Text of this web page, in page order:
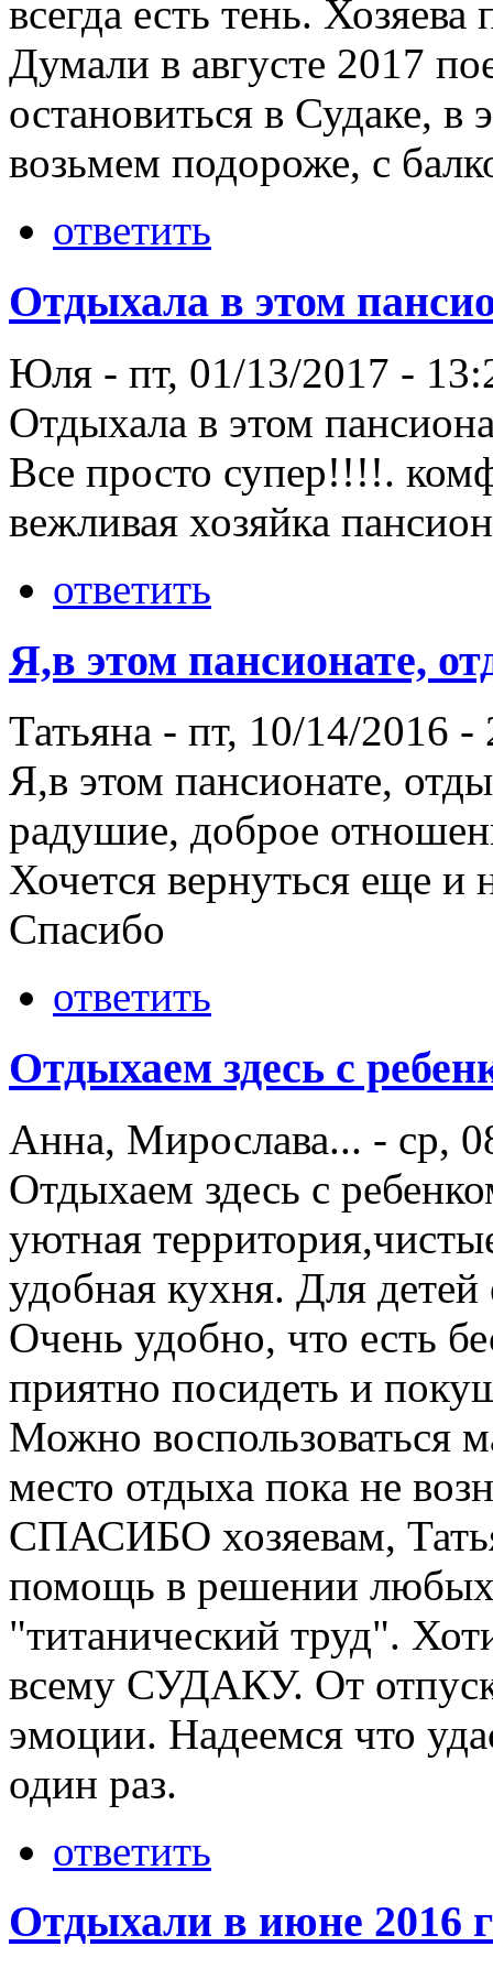
всегда есть тень.
Думали в августе 2017
остановиться в Судаке,
возьмем подороже, с
ответить
Отдыхала в этом
Юля - пт, 01/13/2017 -
Отдыхала в этом
Все просто супер!!!!.
вежливая хозяйка
ответить
Я,в этом пансионате,
Татьяна - пт, 10/14/2016 -
Я,в этом пансионате,
радушие, доброе
Хочется вернуться еще и
Спасибо
ответить
Отдыхаем здесь с
Анна, Мирослава... - ср,
Отдыхаем здесь с
уютная
удобная кухня. Для детей
Очень удобно, что есть
приятно посидеть и
Можно воспользоваться
место отдыха пока не
СПАСИБО хозяевам,
помощь в решении любых
"титанический труд".
всему СУДАКУ. От
эмоции. Надеемся что
один раз.
ответить
Отдыхали в июне 2016